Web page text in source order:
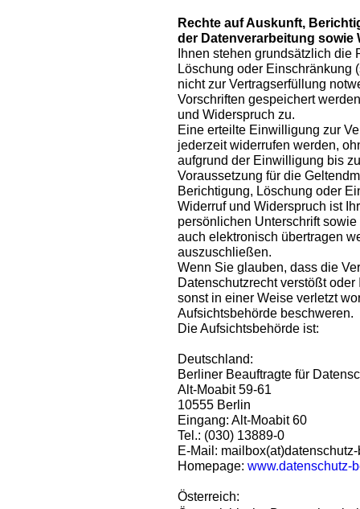
Rechte auf Auskunft,
der Datenverarbeitung sowie
Ihnen stehen grundsätzlich die
Löschung oder Einschränkung
nicht zur Vertragserfüllung
Vorschriften gespeichert
und Widerspruch zu.
Eine erteilte Einwilligung zur
jederzeit widerrufen werden,
aufgrund der Einwilligung bis
Voraussetzung für die
Berichtigung, Löschung oder
Widerruf und Widerspruch ist
persönlichen Unterschrift
auch elektronisch übertragen
auszuschließen.
Wenn Sie glauben, dass die
Datenschutzrecht verstößt
sonst in einer Weise verletzt
Aufsichtsbehörde beschweren.
Die Aufsichtsbehörde ist:
Deutschland:
Berliner Beauftragte für
Alt-Moabit 59-61
10555 Berlin
Eingang: Alt-Moabit 60
Tel.: (030) 13889-0
E-Mail:
Homepage: www.datenschutz-
Österreich: